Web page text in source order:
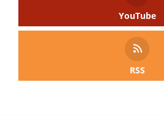
YouTube
RSS